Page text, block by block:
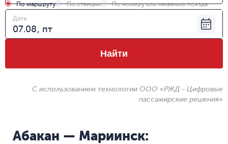
По маршруту По станции
По номеру или названию поезда
Дата
Найти
С использованием технологии ООО «РЖД - Цифровые
пассажирские решения»
Абакан — Мариинск: